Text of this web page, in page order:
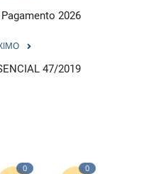
2026
47/2019
0 0